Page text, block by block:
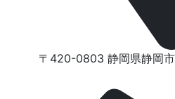
〒420-0803 静岡県静岡